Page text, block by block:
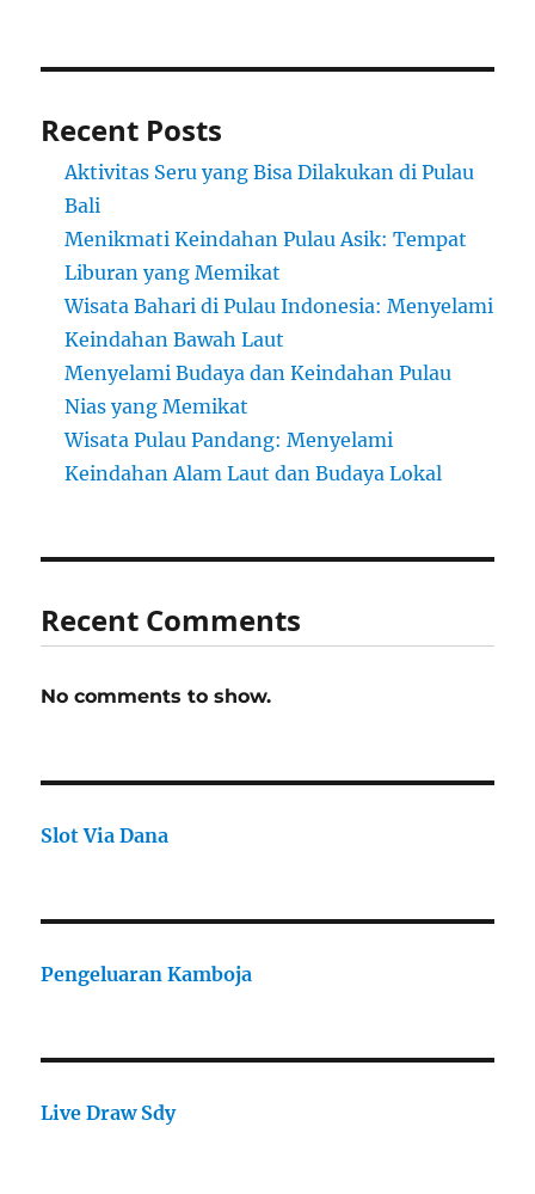
Recent Posts
Aktivitas Seru yang Bisa Dilakukan di Pulau
Bali
Menikmati Keindahan Pulau Asik: Tempat
Liburan yang Memikat
Wisata Bahari di Pulau Indonesia: Menyelami
Keindahan Bawah Laut
Menyelami Budaya dan Keindahan Pulau
Nias yang Memikat
Wisata Pulau Pandang: Menyelami
Keindahan Alam Laut dan Budaya Lokal
Recent Comments
No comments to show.
Slot Via Dana
Pengeluaran Kamboja
Live Draw Sdy